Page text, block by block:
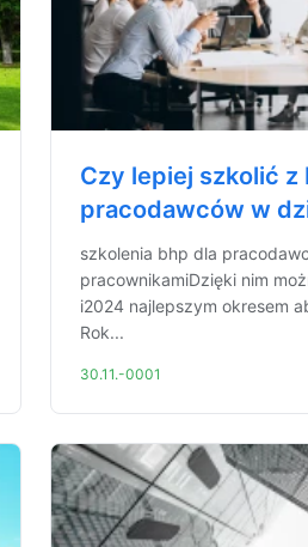
Czy lepiej szkolić z
pracodawców w
szkolenia bhp dla
pracownikamiDzięki nim
i2024 najlepszym okresem
Rok...
30.11.-0001